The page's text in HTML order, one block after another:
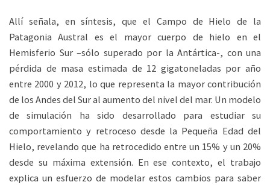
Allí señala, en síntesis, que el Campo de Hielo de la
Patagonia Austral es el mayor cuerpo de hielo en el
Hemisferio Sur –sólo superado por la Antártica-, con una
pérdida de masa estimada de 12 gigatoneladas por año
entre 2000 y 2012, lo que representa la mayor contribución
de los Andes del Sur al aumento del nivel del mar. Un modelo
de simulación ha sido desarrollado para estudiar su
comportamiento y retroceso desde la Pequeña Edad del
Hielo, revelando que ha retrocedido entre un 15% y un 20%
desde su máxima extensión. En ese contexto, el trabajo
explica un esfuerzo de modelar estos cambios para saber